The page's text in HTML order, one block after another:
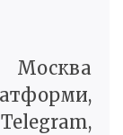
Москва